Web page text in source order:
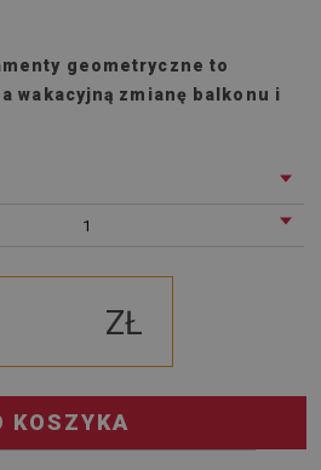
geometryczne to
wakacyjną zmianę balkonu i
1
ZŁ
KOSZYKA